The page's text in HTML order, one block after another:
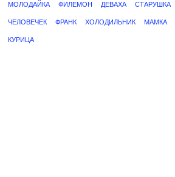
МОЛОДАЙКА ФИЛЕМОН ДЕВАХА СТАРУШКА
ЧЕЛОВЕЧЕК ФРАНК ХОЛОДИЛЬНИК МАМКА
КУРИЦА